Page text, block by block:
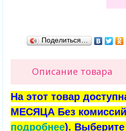
Поделиться…
Описание товара
На этот товар
МЕСЯЦА Без
подробнее). Выберите